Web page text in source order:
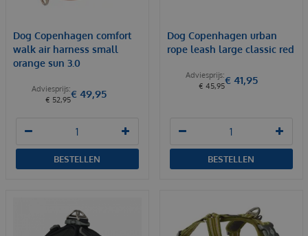
Dog Copenhagen comfort
walk air harness small
orange sun 3.0
€ 52,95€ 49,95
BESTELLEN
Dog Copenhagen urban
rope leash large classic red
€ 45,95€ 41,95
BESTELLEN